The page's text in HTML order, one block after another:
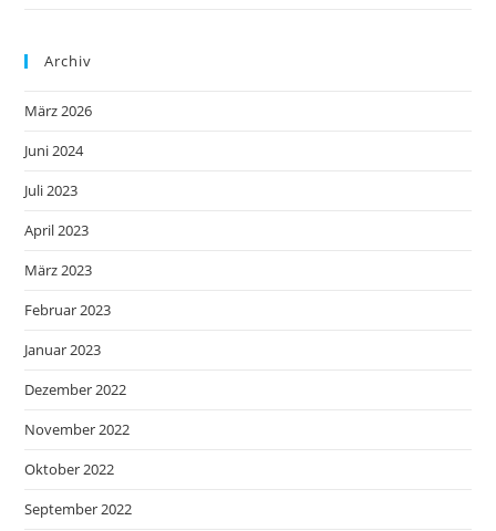
Archiv
März 2026
Juni 2024
Juli 2023
April 2023
März 2023
Februar 2023
Januar 2023
Dezember 2022
November 2022
Oktober 2022
September 2022